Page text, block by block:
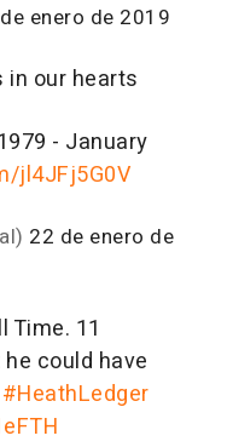
enero de 2019
in our hearts
- January
jl4JFj5G0V
22 de enero de
Time. 11
could have
#HeathLedger